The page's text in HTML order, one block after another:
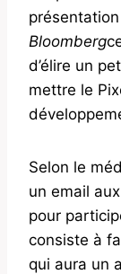
Bloomberg
d’élire un
mettre le
Selon le
un email
pour
consiste à
qui aura un